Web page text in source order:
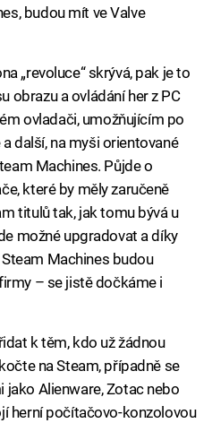
budou mít ve Valve
„revoluce“ skrývá, pak je to
obrazu a ovládání her z PC
ovladači, umožňujícím po
další, na myši orientované
Machines. Půjde o
které by měly zaručeně
titulů tak, jak tomu bývá u
možné upgradovat a díky
Machines budou
– se jistě dočkáme i
k těm, kdo už žádnou
na Steam, případně se
Alienware, Zotac nebo
herní počítačovo-konzolovou